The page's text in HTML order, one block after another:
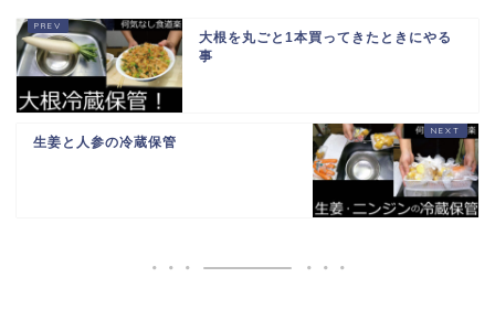
大根を丸ごと1本買ってきたときにやる
事
生姜と人参の冷蔵保管